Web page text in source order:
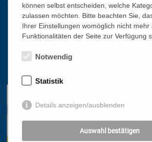
Katholisches Bildungswerk Wien
1010 Wien, Stephansplatz 3
01/51 552-3320
können selbst entscheiden, welche
zulassen möchten. Bitte beachten Sie,
Ihrer Einstellungen womöglich nicht mehr
Funktionalitäten der Seite zur Verfügung
Notwendig
Statistik
Details anzeigen/ausblenden
Auswahl bestätigen